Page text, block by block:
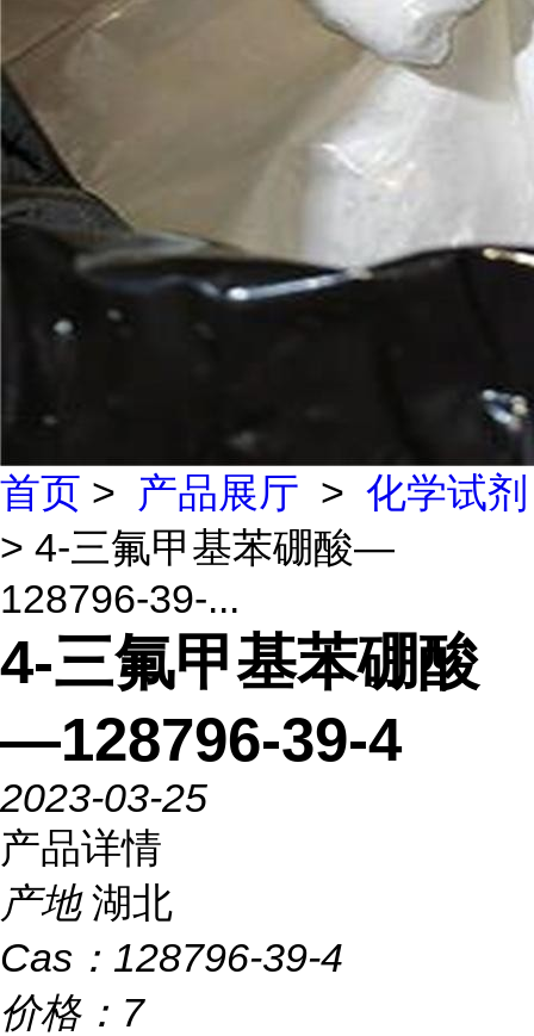
首页 > 产品展厅 > 化学试剂
> 4-三氟甲基苯硼酸—
128796-39-...
4-三氟甲基苯硼酸
—128796-39-4
2023-03-25
产品详情
产地 湖北
Cas： 128796-39-4
价格： 7